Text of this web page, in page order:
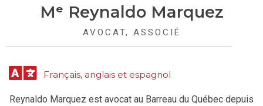
Mᵉ Reynaldo Marquez
AVOCAT, ASSOCIÉ
Français, anglais et espagnol
Reynaldo Marquez est avocat au Barreau du Québec depuis